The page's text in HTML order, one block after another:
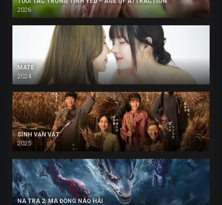
2026
MATE
2024
SINH VẠN VẬT
2025
NA TRA 2: MA ĐỒNG NÁO HẢI